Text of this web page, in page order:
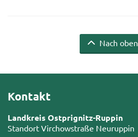
Nach oben
Kontakt
Landkreis Ostprignitz-Ruppin
Standort Virchowstraße Neuruppin